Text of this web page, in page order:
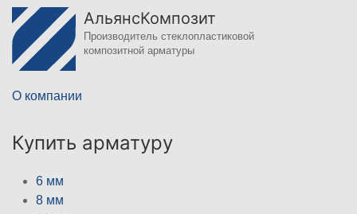
АльянсКомпозит
Производитель стеклопластиковой
композитной арматуры
О компании
Купить арматуру
6 мм
8 мм